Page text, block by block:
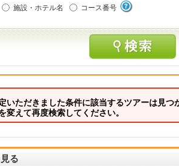
施設・ホテル名 コース番号
いただきました条件に該当するツアーは見つ
変えて再度検索してください。
る